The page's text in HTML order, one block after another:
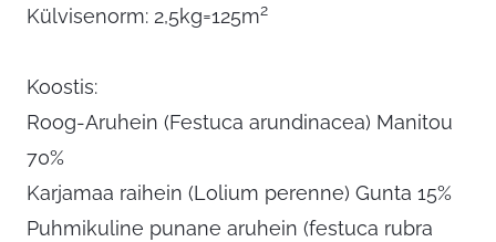
Külvisenorm: 2,5kg=125m2
Koostis:
Roog-Aruhein (Festuca arundinacea) Manitou
70%
Karjamaa raihein (Lolium perenne) Gunta 15%
Puhmikuline punane aruhein (festuca rubra